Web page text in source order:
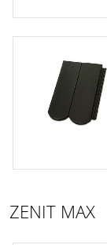
ZENIT MAX